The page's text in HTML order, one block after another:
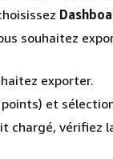
souhaitez
exporter.
et
chargé, vérifiez